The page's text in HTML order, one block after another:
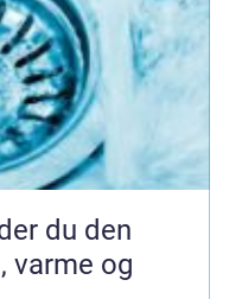
varme og